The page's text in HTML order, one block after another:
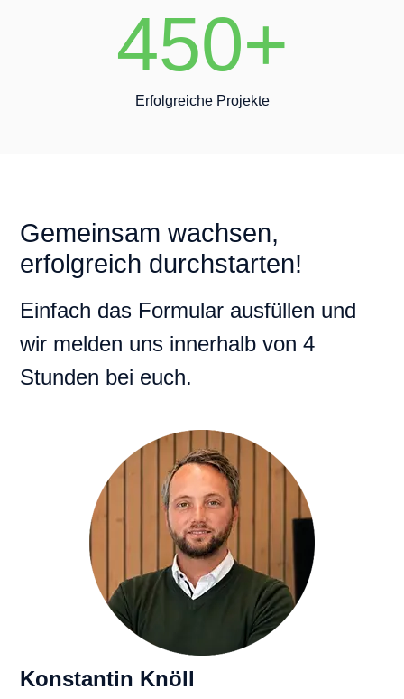
450+
Erfolgreiche Projekte
Gemeinsam wachsen,
erfolgreich durchstarten!
Einfach das Formular ausfüllen und
wir melden uns innerhalb von 4
Stunden bei euch.
Konstantin Knöll